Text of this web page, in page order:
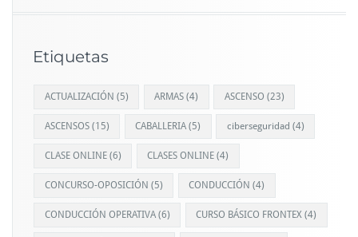
Etiquetas
ACTUALIZACIÓN (5) ARMAS (4) ASCENSO (23)
ASCENSOS(15) CABALLERIA (5) ciberseguridad (4)
CLASE ONLINE(6) CLASES ONLINE (4)
CONCURSO-OPOSICIÓN (5) CONDUCCIÓN (4)
CONDUCCIÓN OPERATIVA(6) CURSO BÁSICO FRONTEX (4)